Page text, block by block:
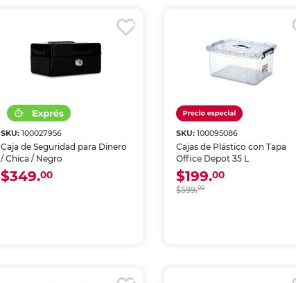
SKU: 100027956
Caja de Seguridad para Dinero
/ Chica / Negro
$349.00
SKU:100095086
Cajas de Plástico con Tapa
Office Depot 35 L
$199.00
$599.00